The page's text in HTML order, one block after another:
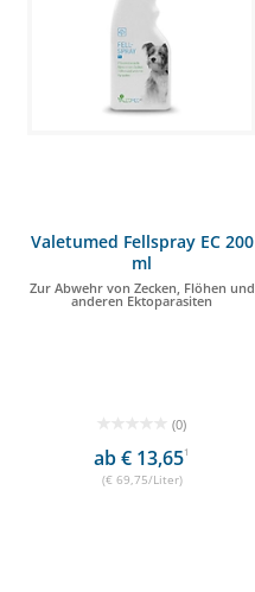
Valetumed Fellspray EC 200
ml
Zur Abwehr von Zecken, Flöhen und
anderen Ektoparasiten
(0)
ab € 13,651
(€ 69,75/Liter)